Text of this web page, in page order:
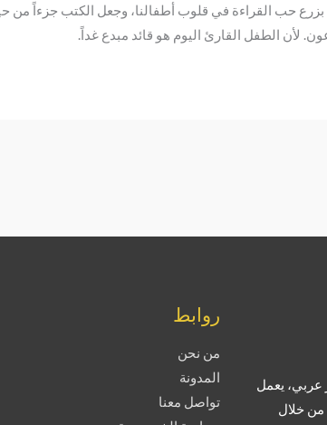
بزرع حب القراءة في قلوب أطفالنا، وجعل الكتب جزءاً من
لأن الطفل القارئ اليوم هو قائد مبدع غداً.
عربي، يعمل
من خلال
روابط
من نحن
المدونة
تواصل معنا